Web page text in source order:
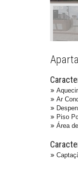
Ar
Piso
Área